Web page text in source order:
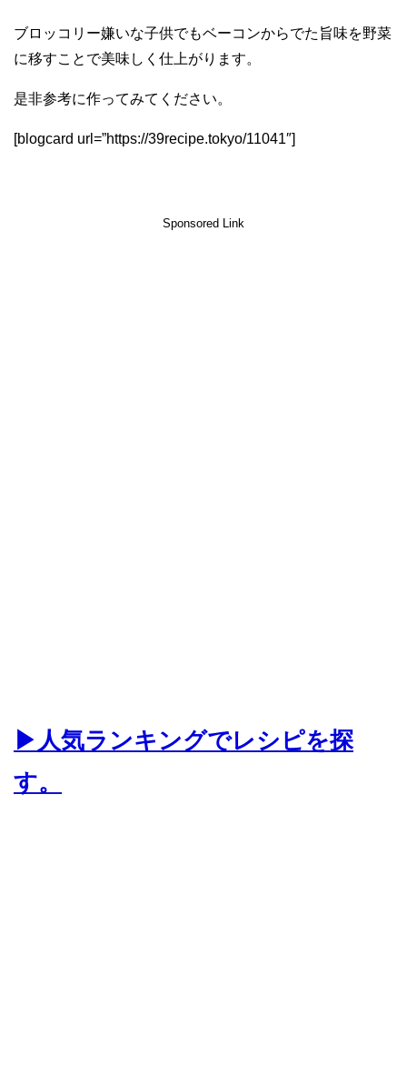
ブロッコリー嫌いな子供でもベーコンからでた旨味を野菜
に移すことで美味しく仕上がります。
是非参考に作ってみてください。
[blogcard url=”https://39recipe.tokyo/11041″]
Sponsored Link
▶人気ランキングでレシピを探
す。